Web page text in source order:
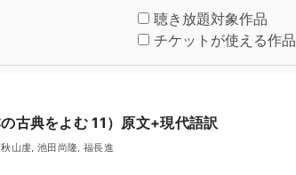
聴き放題対象作品
チケットが使える作品
古典をよむ 11）原文+現代語訳
山虔, 池田尚隆, 福長進